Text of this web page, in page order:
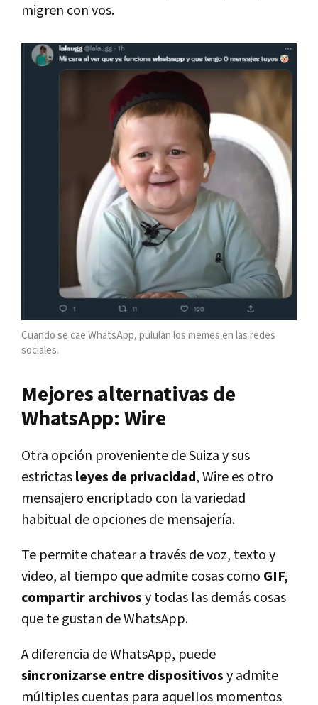
migren con vos.
Cuando se cae WhatsApp, pululan los memes en las redes
sociales.
Mejores alternativas de
WhatsApp: Wire
Otra opción proveniente de Suiza y sus
estrictasleyes de privacidad, Wire es otro
mensajero encriptado con la variedad
habitual de opciones de mensajería.
Te permite chatear a través de voz, texto y
video, al tiempo que admite cosas como GIF,
compartir archivosy todas las demás cosas
que te gustan de WhatsApp.
A diferencia de WhatsApp, puede
sincronizarse entre dispositivosy admite
múltiples cuentas para aquellos momentos